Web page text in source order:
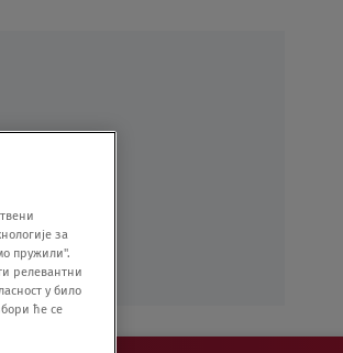
за
пружили".
релевантни
у било
ће се